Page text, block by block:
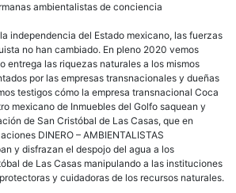
ambientalistas de conciencia
independencia del Estado mexicano, las fuerzas
no han cambiado. En pleno 2020 vemos
entrega las riquezas naturales a los mismos
por las empresas transnacionales y dueñas
testigos cómo la empresa transnacional Coca
mexicano de Inmuebles del Golfo saquean y
de San Cristóbal de Las Casas, que en
DINERO – AMBIENTALISTAS
y disfrazan el despojo del agua a los
de Las Casas manipulando a las instituciones
y cuidadoras de los recursos naturales.